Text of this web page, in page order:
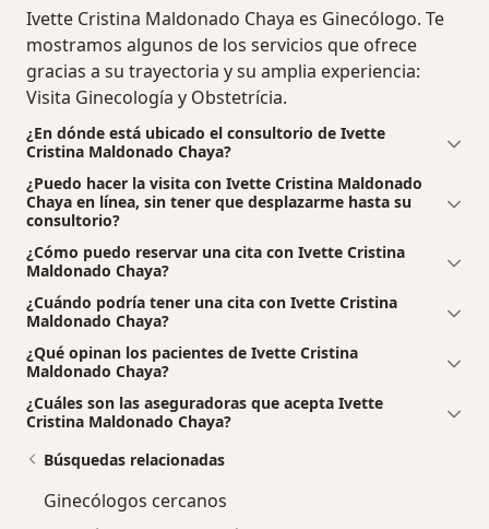
Ivette Cristina Maldonado Chaya es Ginecólogo. Te
mostramos algunos de los servicios que ofrece
gracias a su trayectoria y su amplia experiencia:
Visita Ginecología y Obstetrícia.
¿En dónde está ubicado el consultorio de Ivette
Cristina Maldonado Chaya?
¿Puedo hacer la visita con Ivette Cristina Maldonado
Chaya en línea, sin tener que desplazarme hasta su
consultorio?
¿Cómo puedo reservar una cita con Ivette Cristina
Maldonado Chaya?
¿Cuándo podría tener una cita con Ivette Cristina
Maldonado Chaya?
¿Qué opinan los pacientes de Ivette Cristina
Maldonado Chaya?
¿Cuáles son las aseguradoras que acepta Ivette
Cristina Maldonado Chaya?
Búsquedas relacionadas
Ginecólogos cercanos